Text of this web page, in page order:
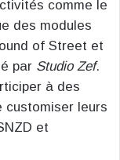
comme le
des modules
of Street et
par Studio Zef.
à des
leurs
et